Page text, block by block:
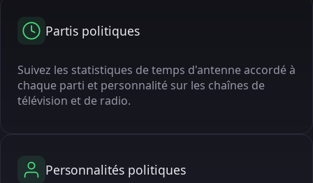
Partis politiques
Suivez les statistiques de temps d'antenne accordé à
chaque parti et personnalité sur les chaînes de
télévision et de radio.
Personnalités politiques